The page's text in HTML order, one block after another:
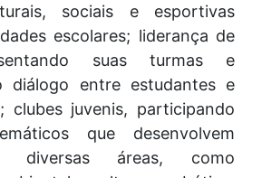
sociais e esportivas
escolares; liderança de
suas turmas e
diálogo entre estudantes e
clubes juvenis, participando
que desenvolvem
diversas áreas, como